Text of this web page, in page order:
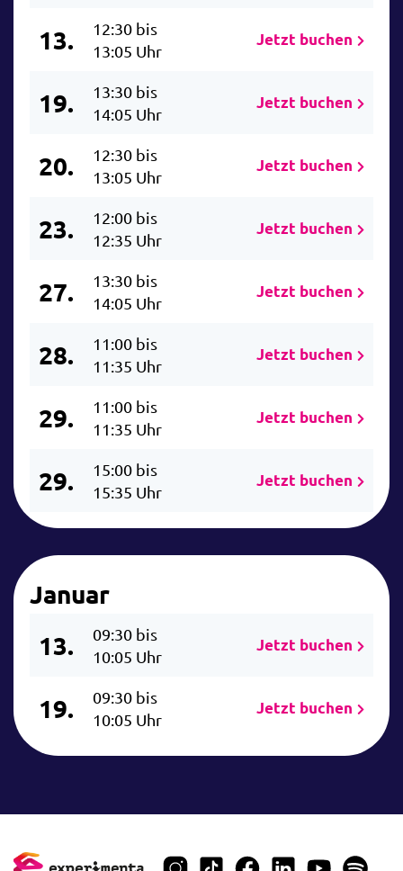
13.
12:30 bis
13:05 Uhr
Jetzt buchen
19.
13:30 bis
14:05 Uhr
Jetzt buchen
20.
12:30 bis
13:05 Uhr
Jetzt buchen
23.
12:00 bis
12:35 Uhr
Jetzt buchen
27.
13:30 bis
14:05 Uhr
Jetzt buchen
28.
11:00 bis
11:35 Uhr
Jetzt buchen
29.
11:00 bis
11:35 Uhr
Jetzt buchen
29.
15:00 bis
15:35 Uhr
Jetzt buchen
Januar
13.
09:30 bis
10:05 Uhr
Jetzt buchen
19.
09:30 bis
10:05 Uhr
Jetzt buchen